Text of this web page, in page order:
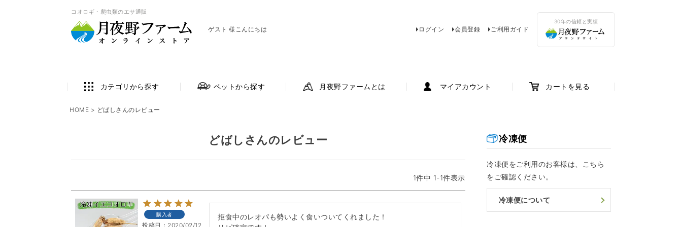
コオロギ・爬虫類のエサ通販
ゲスト 様こんにちは ログイン 会員登録 ご利用ガイド
30年の信頼と実績
カテゴリから探す ペットから探す 月夜野ファームとは マイアカウント カートを見る
HOME どばしさんのレビュー
冷凍便
冷凍便をご利用のお客様は、こちら
をご確認ください。
冷凍便について
どばしさんのレビュー
1件中 1-1件表示
購入者
投稿日 2020/02/12
拒食中のレオパも勢いよく食いついてくれました！